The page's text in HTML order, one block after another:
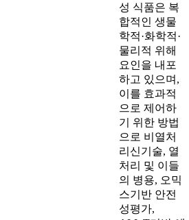
성 식품은 복
합적인 생물
학적·화학적·
물리적 위해
요인을 내포
하고 있으며,
이를 효과적
으로 제어하
기 위한 방법
으로 비열처
리신기술, 열
처리 및 이들
의 병용, 오믹
스기반 안전
성평가,